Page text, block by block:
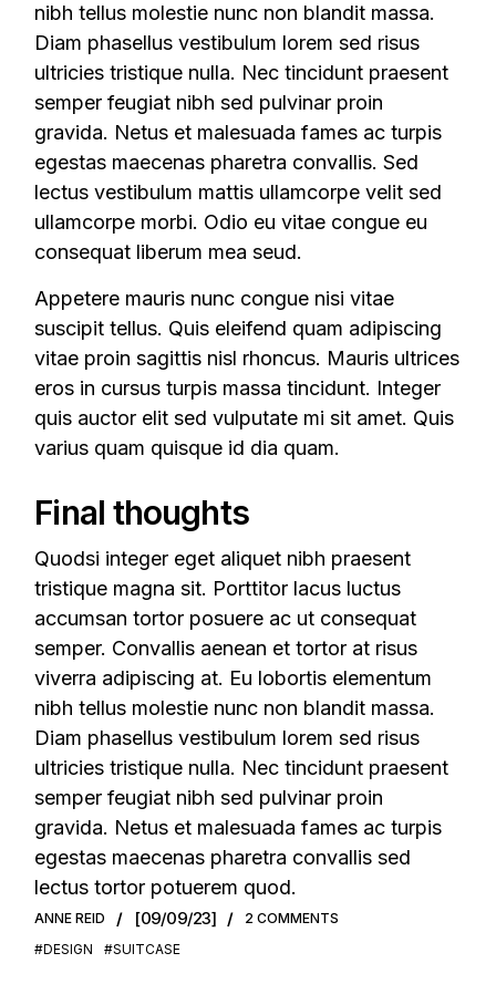
nibh tellus molestie nunc non blandit massa.
Diam phasellus vestibulum lorem sed risus
ultricies tristique nulla. Nec tincidunt praesent
semper feugiat nibh sed pulvinar proin
gravida. Netus et malesuada fames ac turpis
egestas maecenas pharetra convallis. Sed
lectus vestibulum mattis ullamcorpe velit sed
ullamcorpe morbi. Odio eu vitae congue eu
consequat liberum mea seud.
Appetere mauris nunc congue nisi vitae
suscipit tellus. Quis eleifend quam adipiscing
vitae proin sagittis nisl rhoncus. Mauris ultrices
eros in cursus turpis massa tincidunt. Integer
quis auctor elit sed vulputate mi sit amet. Quis
varius quam quisque id dia quam.
Final thoughts
Quodsi integer eget aliquet nibh praesent
tristique magna sit. Porttitor lacus luctus
accumsan tortor posuere ac ut consequat
semper. Convallis aenean et tortor at risus
viverra adipiscing at. Eu lobortis elementum
nibh tellus molestie nunc non blandit massa.
Diam phasellus vestibulum lorem sed risus
ultricies tristique nulla. Nec tincidunt praesent
semper feugiat nibh sed pulvinar proin
gravida. Netus et malesuada fames ac turpis
egestas maecenas pharetra convallis sed
lectus tortor potuerem quod.
ANNE REID [09/09/23]
2 COMMENTS
#DESIGN
#SUITCASE